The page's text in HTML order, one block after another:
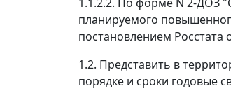
планируемого
постановлением Росстата
1.2. Представить в
порядке и сроки годовые